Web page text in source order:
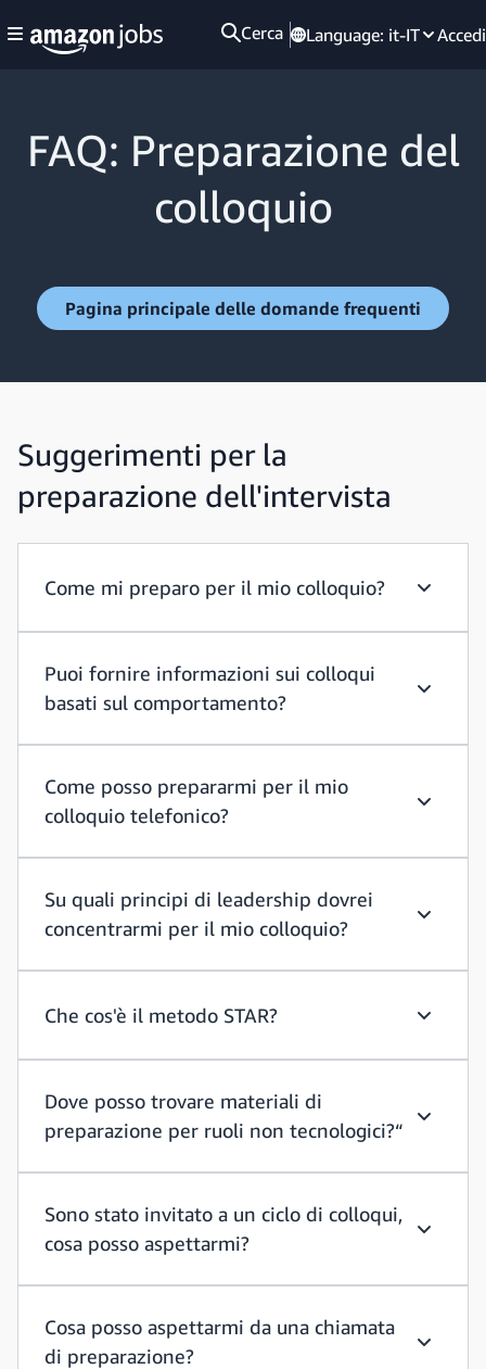
Cerca Language: it-IT Accedi
FAQ: Preparazione del
colloquio
Pagina principale delle domande frequenti
Suggerimenti per la
preparazione dell'intervista
Come mi preparo per il mio colloquio?
Puoi fornire informazioni sui colloqui
basati sul comportamento?
Come posso prepararmi per il mio
colloquio telefonico?
Su quali principi di leadership dovrei
concentrarmi per il mio colloquio?
Che cos'è il metodo STAR?
Dove posso trovare materiali di
preparazione per ruoli non tecnologici?“
Sono stato invitato a un ciclo di colloqui,
cosa posso aspettarmi?
Cosa posso aspettarmi da una chiamata
di preparazione?